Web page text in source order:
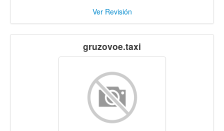
Ver Revisión
gruzovoe.taxi